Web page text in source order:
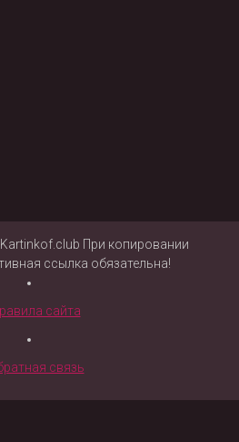
При копировании
ссылка обязательна!
сайта
связь